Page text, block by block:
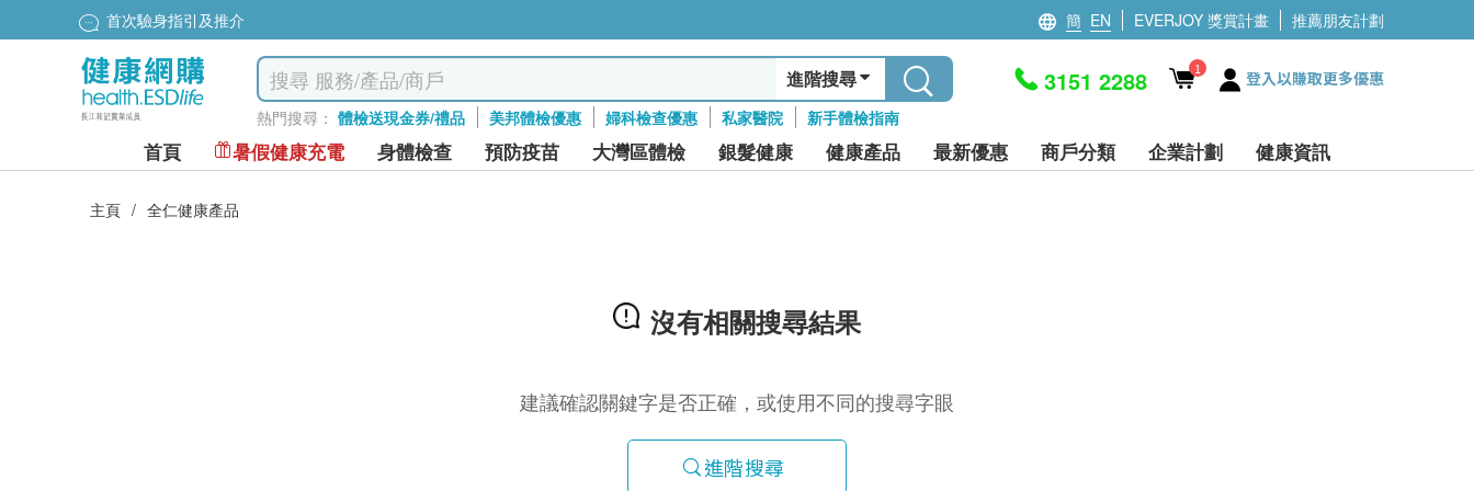
首次驗身指引及推介 簡 EN EVERJOY 獎賞計畫 推薦朋友計劃
進階搜尋
熱門搜尋： 體檢送現金券/禮品 美邦體檢優惠 婦科檢查優惠 私家醫院 新手體檢指南
3151 2288 1 登入以賺取更多優惠
首頁 暑假健康充電 身體檢查 預防疫苗 大灣區體檢 銀髮健康 健康產品 最新優惠 商戶分類 企業計劃 健康資訊
主頁 / 全仁健康產品
沒有相關搜尋結果
建議確認關鍵字是否正確，或使用不同的搜尋字眼
進階搜尋